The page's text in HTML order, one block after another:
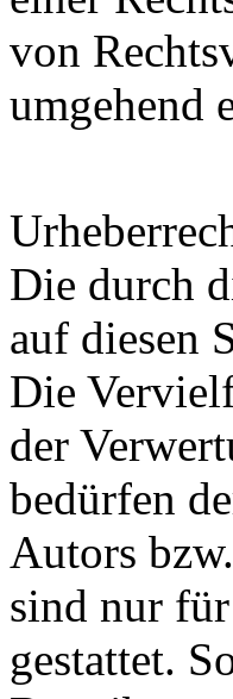
von
umgehend
Die durch
auf diesen
Die
der
bedürfen
Autors
sind nur
gestattet.